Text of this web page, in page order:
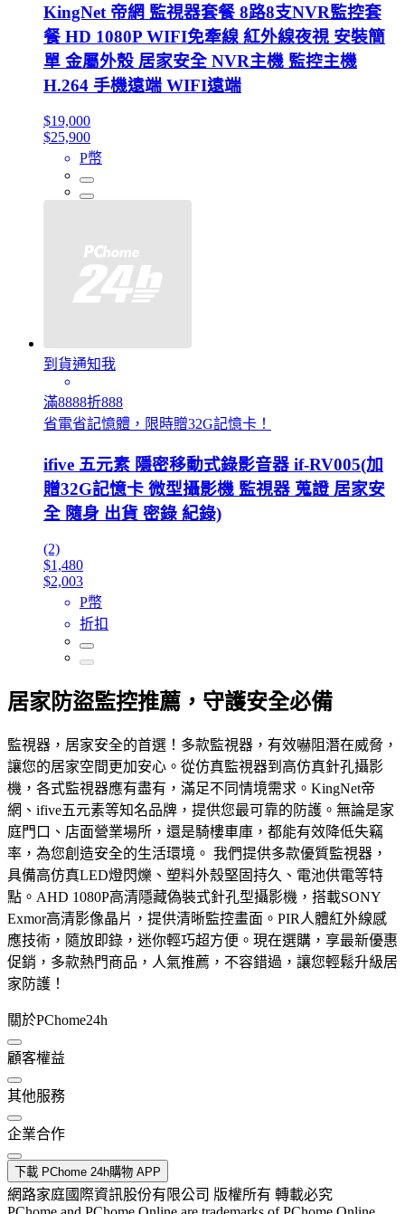
KingNet 帝網 監視器套餐 8路8支NVR監控套
餐 HD 1080P WIFI免牽線 紅外線夜視 安裝簡
單 金屬外殼 居家安全 NVR主機 監控主機
H.264 手機遠端 WIFI遠端
$19,000
$25,900
P幣
到貨通知我
滿8888折888
省電省記憶體，限時贈32G記憶卡！
ifive 五元素 隱密移動式錄影音器 if-RV005(加
贈32G記憶卡 微型攝影機 監視器 蒐證 居家安
全 隨身 出貨 密錄 紀錄)
(2)
$1,480
$2,003
P幣
折扣
居家防盜監控推薦，守護安全必備
監視器，居家安全的首選！多款監視器，有效嚇阻潛在威脅，
讓您的居家空間更加安心。從仿真監視器到高仿真針孔攝影
機，各式監視器應有盡有，滿足不同情境需求。KingNet帝
網、ifive五元素等知名品牌，提供您最可靠的防護。無論是家
庭門口、店面營業場所，還是騎樓車庫，都能有效降低失竊
率，為您創造安全的生活環境。 我們提供多款優質監視器，
具備高仿真LED燈閃爍、塑料外殼堅固持久、電池供電等特
點。AHD 1080P高清隱藏偽裝式針孔型攝影機，搭載SONY
Exmor高清影像晶片，提供清晰監控畫面。PIR人體紅外線感
應技術，隨放即錄，迷你輕巧超方便。現在選購，享最新優惠
促銷，多款熱門商品，人氣推薦，不容錯過，讓您輕鬆升級居
家防護！
關於PChome24h
顧客權益
其他服務
企業合作
下載 PChome 24h購物 APP
網路家庭國際資訊股份有限公司 版權所有 轉載必究